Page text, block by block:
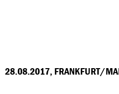
28.08.2017, FRANKFURT/